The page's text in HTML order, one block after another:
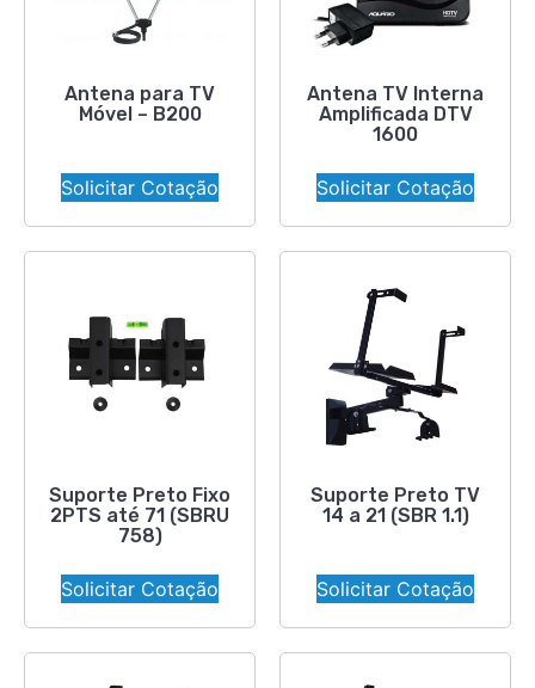
Antena para TV
Móvel – B200
Solicitar Cotação
Antena TV Interna
Amplificada DTV
1600
Solicitar Cotação
Suporte Preto Fixo
2PTS até 71 (SBRU
758)
Solicitar Cotação
Suporte Preto TV
14 a 21 (SBR 1.1)
Solicitar Cotação